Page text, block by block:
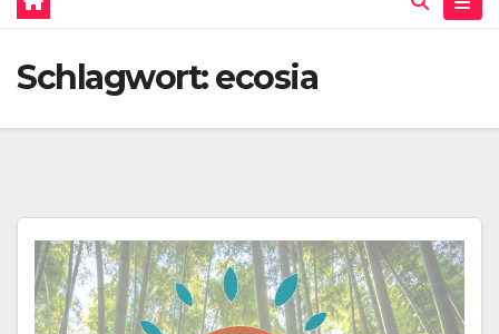
Schlagwort:ecosia